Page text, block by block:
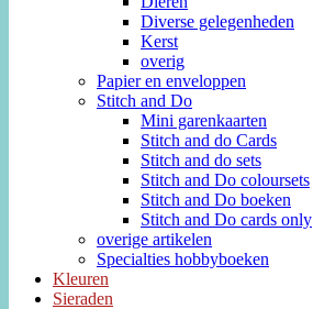
Diverse gelegenheden
Kerst
overig
Papier en enveloppen
Stitch and Do
Mini garenkaarten
Stitch and do Cards
Stitch and do sets
Stitch and Do coloursets
Stitch and Do boeken
Stitch and Do cards only
overige artikelen
Specialties hobbyboeken
Kleuren
Sieraden